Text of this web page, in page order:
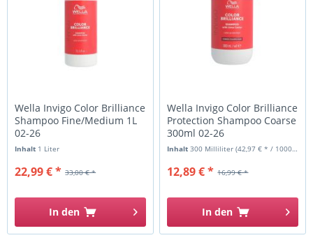
Wella Invigo Color Brilliance
Shampoo Fine/Medium 1L
02-26
Inhalt 1 Liter
33,00 € *
22,99 € *
In den
Wella Invigo Color Brilliance
Protection Shampoo Coarse
300ml 02-26
Inhalt300 Milliliter(42,97 € * / 1000 Milliliter)
16,99 € *
12,89 € *
In den